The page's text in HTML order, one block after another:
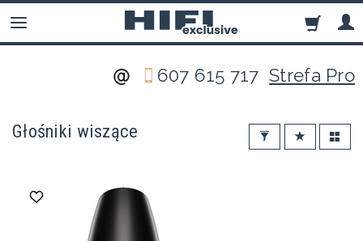
607 615 717Strefa Pro
Głośniki wiszące